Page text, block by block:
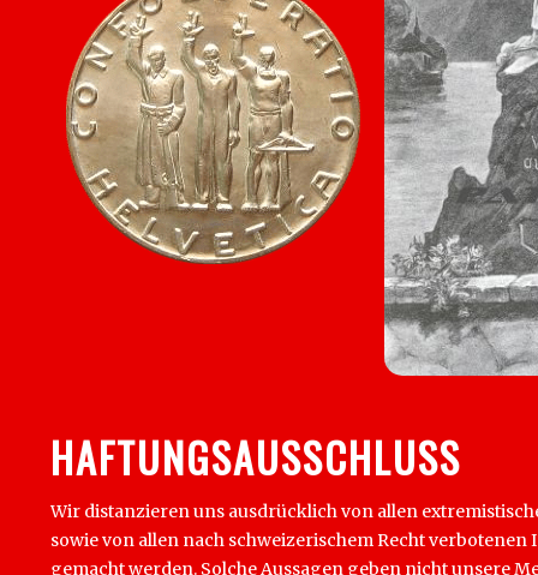
HAFTUNGSAUSSCHLUSS
Wir distanzieren uns ausdrücklich von allen
sowie von allen nach schweizerischem Recht
gemacht werden. Solche Aussagen geben nicht unsere